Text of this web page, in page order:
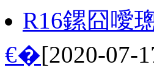
R16鏍囧噯
€�[2020-07-